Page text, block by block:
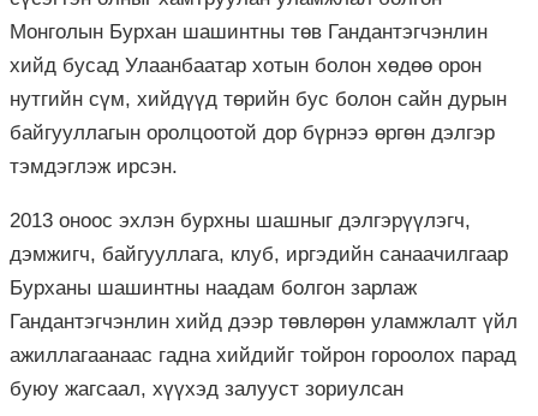
Монголын Бурхан шашинтны төв Гандантэгчэнлин
хийд бусад Улаанбаатар хотын болон хөдөө орон
нутгийн сүм, хийдүүд төрийн бус болон сайн дурын
байгууллагын оролцоотой дор бүрнээ өргөн дэлгэр
тэмдэглэж ирсэн.
2013 оноос эхлэн бурхны шашныг дэлгэрүүлэгч,
дэмжигч, байгууллага, клуб, иргэдийн санаачилгаар
Бурханы шашинтны наадам болгон зарлаж
Гандантэгчэнлин хийд дээр төвлөрөн уламжлалт үйл
ажиллагаанаас гадна хийдийг тойрон гороолох парад
буюу жагсаал, хүүхэд залууст зориулсан